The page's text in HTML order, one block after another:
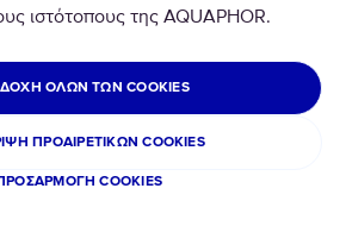
ιστότοπους της AQUAPHOR.
COOKIES
ΠΡΟΑΙΡΕΤΙΚΏΝ COOKIES
ΌΛΩΝ ΤΩΝ COOKIES
All rights reserved.
Απορρήτου & Cookies
Όροι και Προϋποθέσεις
Cookies
ΔΗΜΟΚΡΑΤΊΑ